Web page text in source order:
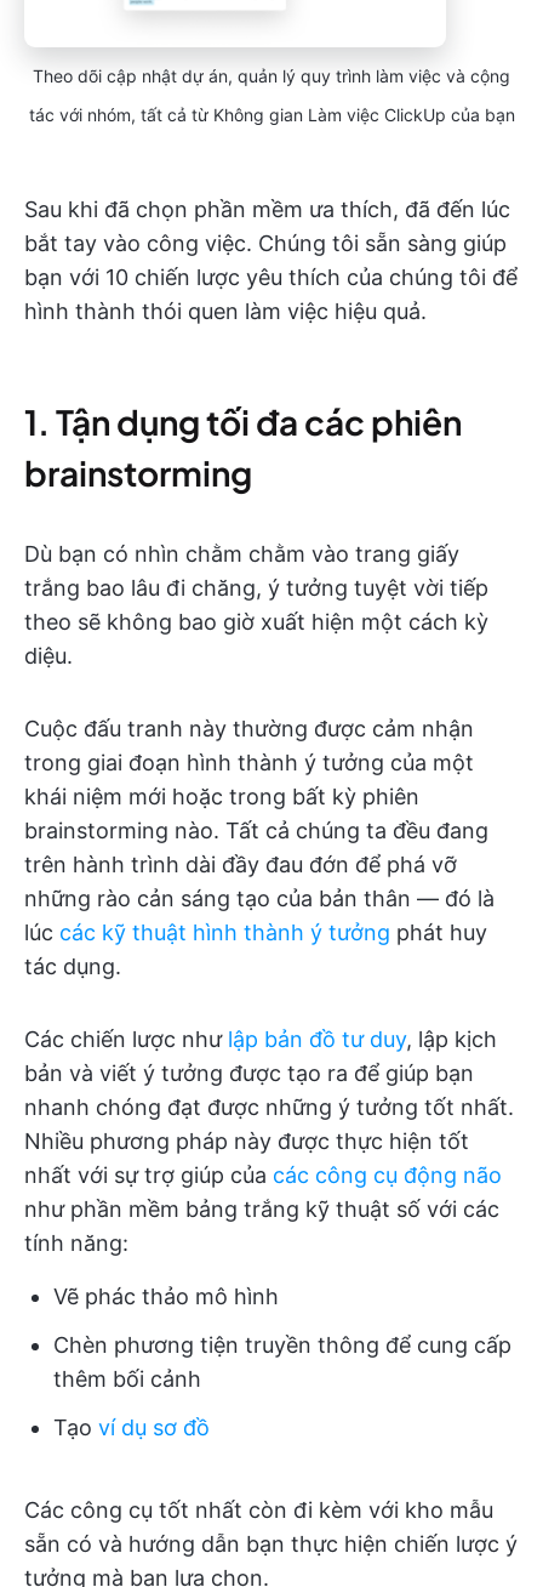
Theo dõi cập nhật dự án, quản lý quy trình làm việc và cộng
tác với nhóm, tất cả từ Không gian Làm việc ClickUp của bạn
Sau khi đã chọn phần mềm ưa thích, đã đến lúc
bắt tay vào công việc. Chúng tôi sẵn sàng giúp
bạn với 10 chiến lược yêu thích của chúng tôi để
hình thành thói quen làm việc hiệu quả.
1. Tận dụng tối đa các phiên
brainstorming
Dù bạn có nhìn chằm chằm vào trang giấy
trắng bao lâu đi chăng, ý tưởng tuyệt vời tiếp
theo sẽ không bao giờ xuất hiện một cách kỳ
diệu.
Cuộc đấu tranh này thường được cảm nhận
trong giai đoạn hình thành ý tưởng của một
khái niệm mới hoặc trong bất kỳ phiên
brainstorming nào. Tất cả chúng ta đều đang
trên hành trình dài đầy đau đớn để phá vỡ
những rào cản sáng tạo của bản thân — đó là
lúc các kỹ thuật hình thành ý tưởng phát huy
tác dụng.
Các chiến lược như lập bản đồ tư duy, lập kịch
bản và viết ý tưởng được tạo ra để giúp bạn
nhanh chóng đạt được những ý tưởng tốt nhất.
Nhiều phương pháp này được thực hiện tốt
nhất với sự trợ giúp của các công cụ động não
như phần mềm bảng trắng kỹ thuật số với các
tính năng:
Vẽ phác thảo mô hình
Chèn phương tiện truyền thông để cung cấp
thêm bối cảnh
Tạo ví dụ sơ đồ
Các công cụ tốt nhất còn đi kèm với kho mẫu
sẵn có và hướng dẫn bạn thực hiện chiến lược ý
tưởng mà bạn lựa chọn.